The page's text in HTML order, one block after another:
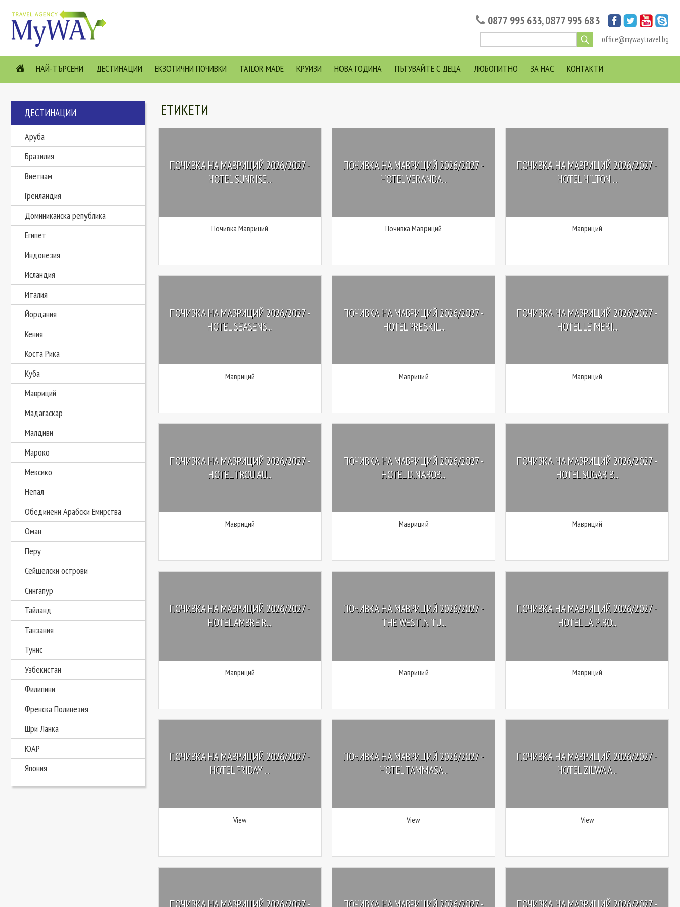
0877 995 633,0877 995 683
office@mywaytravel.bg
НАЙ-ТЪРСЕНИ ДЕСТИНАЦИИ ЕКЗОТИЧНИ ПОЧИВКИ TAILOR MADE КРУИЗИ НОВА ГОДИНА ПЪТУВАЙТЕ С ДЕЦА ЛЮБОПИТНО ЗА НАС КОНТАКТИ
ДЕСТИНАЦИИ
Аруба
Бразилия
Виетнам
Гренландия
Доминиканска република
Египет
Индонезия
Исландия
Италия
Йордания
Кения
Коста Рика
Куба
Мавриций
Мадагаскар
Малдиви
Мароко
Мексико
Непал
Обединени Арабски Емирства
Оман
Перу
Сейшелски острови
Сингапур
Тайланд
Танзания
Тунис
Узбекистан
Филипини
Френска Полинезия
Шри Ланка
ЮАР
Япония
ЕТИКЕТИ
ПОЧИВКА НА МАВРИЦИЙ 2026/2027 -
HOTEL SUNRISE...
Почивка Мавриций
ПОЧИВКА НА МАВРИЦИЙ 2026/2027 -
HOTEL VERANDA...
Почивка Мавриций
ПОЧИВКА НА МАВРИЦИЙ 2026/2027 -
HOTEL HILTON ...
Мавриций
ПОЧИВКА НА МАВРИЦИЙ 2026/2027 -
HOTEL SEASENS...
Мавриций
ПОЧИВКА НА МАВРИЦИЙ 2026/2027 -
HOTEL PRESKIL...
Мавриций
ПОЧИВКА НА МАВРИЦИЙ 2026/2027 -
HOTEL LE MERI...
Мавриций
ПОЧИВКА НА МАВРИЦИЙ 2026/2027 -
HOTEL TROU AU...
Мавриций
ПОЧИВКА НА МАВРИЦИЙ 2026/2027 -
HOTEL DINAROB...
Мавриций
ПОЧИВКА НА МАВРИЦИЙ 2026/2027 -
HOTEL SUGAR B...
Мавриций
ПОЧИВКА НА МАВРИЦИЙ 2026/2027 -
HOTEL AMBRE R...
Мавриций
ПОЧИВКА НА МАВРИЦИЙ 2026/2027 -
THE WESTIN TU...
Мавриций
ПОЧИВКА НА МАВРИЦИЙ 2026/2027 -
HOTEL LA PIRO...
Мавриций
ПОЧИВКА НА МАВРИЦИЙ 2026/2027 -
HOTEL FRIDAY ...
View
ПОЧИВКА НА МАВРИЦИЙ 2026/2027 -
HOTEL TAMMASA...
View
ПОЧИВКА НА МАВРИЦИЙ 2026/2027 -
HOTEL ZILWA A...
View